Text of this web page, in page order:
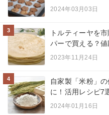
2024年03月03日
3
トルティーヤを
パーで買える？値
2023年11月24日
4
自家製「米粉」
に！活用レシピ7
2024年01月16日